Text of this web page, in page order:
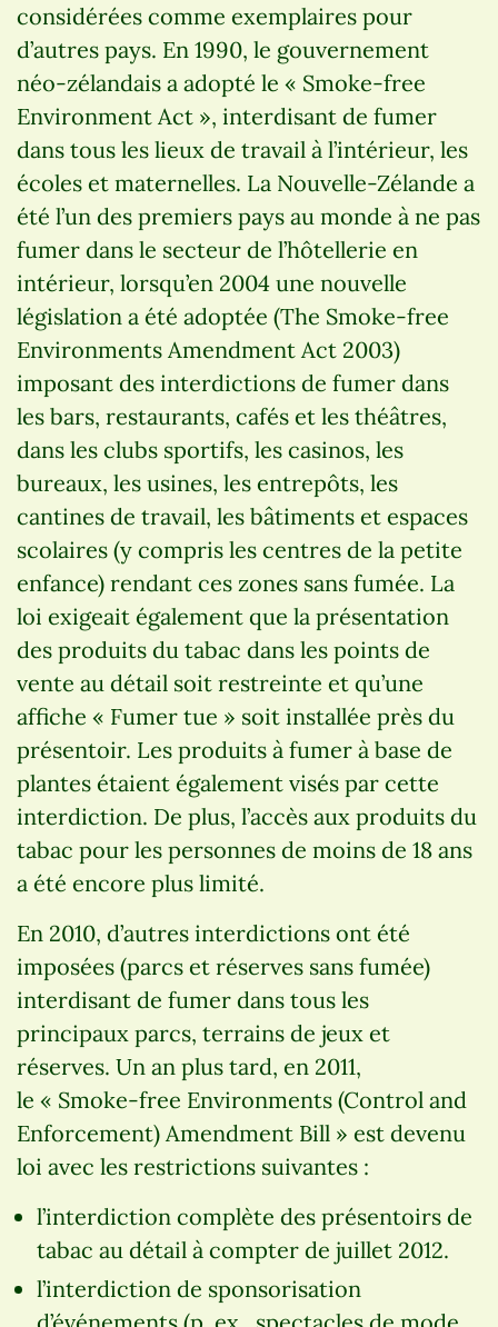
considérées comme exemplaires pour
d’autres pays. En 1990, le gouvernement
néo-zélandais a adopté le « Smoke-free
Environment Act », interdisant de fumer
dans tous les lieux de travail à l’intérieur, les
écoles et maternelles. La Nouvelle-Zélande a
été l’un des premiers pays au monde à ne pas
fumer dans le secteur de l’hôtellerie en
intérieur, lorsqu’en 2004 une nouvelle
législation a été adoptée (The Smoke-free
Environments Amendment Act 2003)
imposant des interdictions de fumer dans
les bars, restaurants, cafés et les théâtres,
dans les clubs sportifs, les casinos, les
bureaux, les usines, les entrepôts, les
cantines de travail, les bâtiments et espaces
scolaires (y compris les centres de la petite
enfance) rendant ces zones sans fumée. La
loi exigeait également que la présentation
des produits du tabac dans les points de
vente au détail soit restreinte et qu’une
affiche « Fumer tue » soit installée près du
présentoir. Les produits à fumer à base de
plantes étaient également visés par cette
interdiction. De plus, l’accès aux produits du
tabac pour les personnes de moins de 18 ans
a été encore plus limité.
En 2010, d’autres interdictions ont été
imposées (parcs et réserves sans fumée)
interdisant de fumer dans tous les
principaux parcs, terrains de jeux et
réserves. Un an plus tard, en 2011,
le « Smoke-free Environments (Control and
Enforcement) Amendment Bill » est devenu
loi avec les restrictions suivantes :
l’interdiction complète des présentoirs de
tabac au détail à compter de juillet 2012.
l’interdiction de sponsorisation